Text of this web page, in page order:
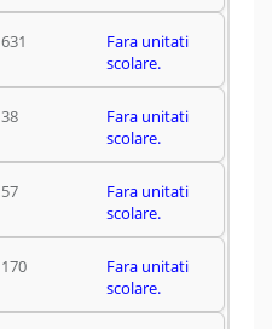
631
Fara unitati
scolare.
38
Fara unitati
scolare.
57
Fara unitati
scolare.
170
Fara unitati
scolare.